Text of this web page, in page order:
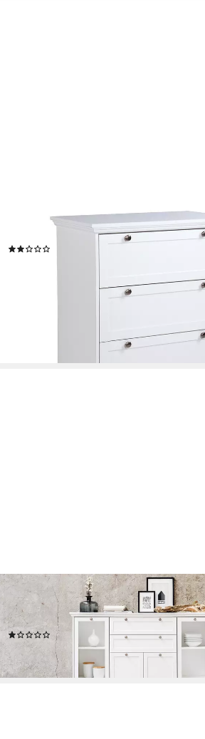
Kommode 80 x 90 x 45 cm (B/H/T)
FINORI
Highboard Highboard Landwood in weiß
Landhausstil 160 cm
(1)
399,00 €
lieferbar in 9 Wochen